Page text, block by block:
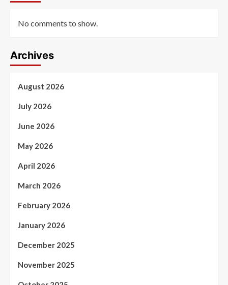
No comments to show.
Archives
August 2026
July 2026
June 2026
May 2026
April 2026
March 2026
February 2026
January 2026
December 2025
November 2025